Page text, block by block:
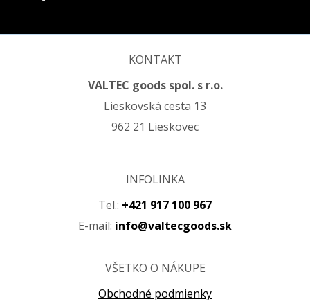
KONTAKT
VALTEC goods spol. s r.o.
Lieskovská cesta 13
962 21 Lieskovec
INFOLINKA
Tel.: +421 917 100 967
E-mail: info@valtecgoods.sk
VŠETKO O NÁKUPE
Obchodné podmienky